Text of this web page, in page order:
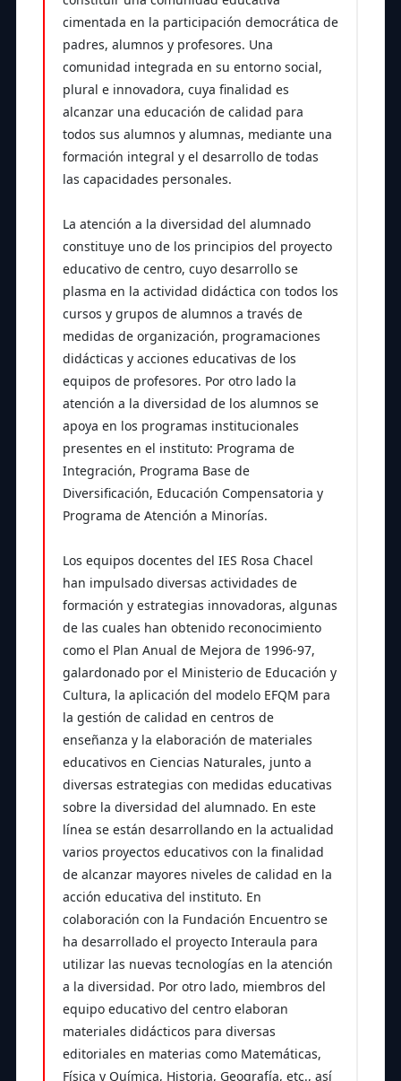
cimentada en la participación democrática de
padres, alumnos y profesores. Una
comunidad integrada en su entorno social,
plural e innovadora, cuya finalidad es
alcanzar una educación de calidad para
todos sus alumnos y alumnas, mediante una
formación integral y el desarrollo de todas
las capacidades personales.
La atención a la diversidad del alumnado
constituye uno de los principios del proyecto
educativo de centro, cuyo desarrollo se
plasma en la actividad didáctica con todos los
cursos y grupos de alumnos a través de
medidas de organización, programaciones
didácticas y acciones educativas de los
equipos de profesores. Por otro lado la
atención a la diversidad de los alumnos se
apoya en los programas institucionales
presentes en el instituto: Programa de
Integración, Programa Base de
Diversificación, Educación Compensatoria y
Programa de Atención a Minorías.
Los equipos docentes del IES Rosa Chacel
han impulsado diversas actividades de
formación y estrategias innovadoras, algunas
de las cuales han obtenido reconocimiento
como el Plan Anual de Mejora de 1996-97,
galardonado por el Ministerio de Educación y
Cultura, la aplicación del modelo EFQM para
la gestión de calidad en centros de
enseñanza y la elaboración de materiales
educativos en Ciencias Naturales, junto a
diversas estrategias con medidas educativas
sobre la diversidad del alumnado. En este
línea se están desarrollando en la actualidad
varios proyectos educativos con la finalidad
de alcanzar mayores niveles de calidad en la
acción educativa del instituto. En
colaboración con la Fundación Encuentro se
ha desarrollado el proyecto Interaula para
utilizar las nuevas tecnologías en la atención
a la diversidad. Por otro lado, miembros del
equipo educativo del centro elaboran
materiales didácticos para diversas
editoriales en materias como Matemáticas,
Física y Química, Historia, Geografía, etc., así